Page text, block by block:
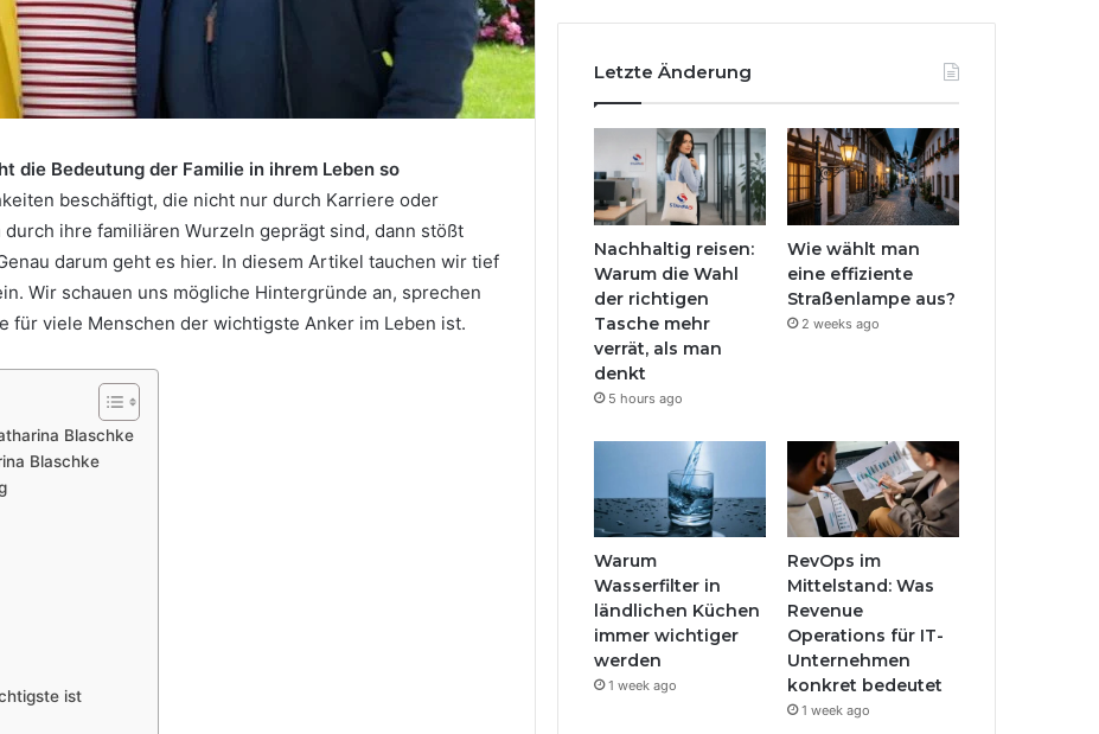
die Bedeutung der Familie in ihrem Leben so
beschäftigt, die nicht nur durch Karriere oder
ihre familiären Wurzeln geprägt sind, dann stößt
darum geht es hier. In diesem Artikel tauchen wir tief
Wir schauen uns mögliche Hintergründe an, sprechen
für viele Menschen der wichtigste Anker im Leben ist.
Blaschke
Blaschke
ist
Letzte Änderung
Nachhaltig reisen:
Warum die Wahl
der richtigen
Tasche mehr
verrät, als man
denkt
5 hours ago
Wie wählt man
eine effiziente
Straßenlampe aus?
2 weeks ago
Warum
Wasserfilter in
ländlichen Küchen
immer wichtiger
werden
1 week ago
RevOps im
Mittelstand: Was
Revenue
Operations für IT-
Unternehmen
konkret bedeutet
1 week ago